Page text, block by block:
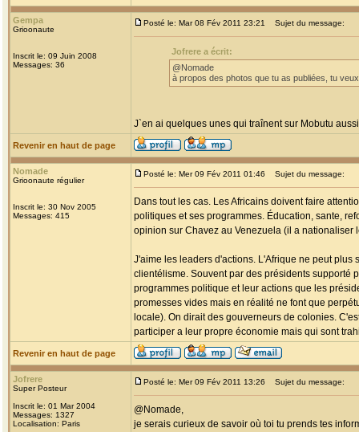
Gempa
Grioonaute
Inscrit le: 09 Juin 2008
Messages: 36
Posté le: Mar 08 Fév 2011 23:21 Sujet du message:
Jofrere a écrit:
@Nomade
à propos des photos que tu as publiées, tu
J`en ai quelques unes qui traînent sur Mobutu
Revenir en haut de page
Nomade
Grioonaute régulier
Inscrit le: 30 Nov 2005
Messages: 415
Posté le: Mer 09 Fév 2011 01:46 Sujet du message:
Dans tout les cas. Les Africains doivent faire
politiques et ses programmes. Éducation, sante,
opinion sur Chavez au Venezuela (il a nationaliser
J'aime les leaders d'actions. L'Afrique ne peut
clientélisme. Souvent par des présidents supporté
programmes politique et leur actions que les
promesses vides mais en réalité ne font que
locale). On dirait des gouverneurs de colonies.
participer a leur propre économie mais qui sont
Revenir en haut de page
Jofrere
Super Posteur
Inscrit le: 01 Mar 2004
Messages: 1327
Localisation: Paris
Posté le: Mer 09 Fév 2011 13:26 Sujet du message:
@Nomade,
je serais curieux de savoir où toi tu prends tes